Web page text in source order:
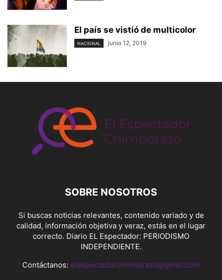
El país se vistió de multicolor
NACIONAL junio 12, 2019
SOBRE NOSOTROS
Si buscas noticias relevantes, contenido variado y de
calidad, información objetiva y veraz, estás en el lugar
correcto. Diario EL Espectador: PERIODISMO
INDEPENDIENTE.
Contáctanos: elespectadorchimborazo@gmail.com